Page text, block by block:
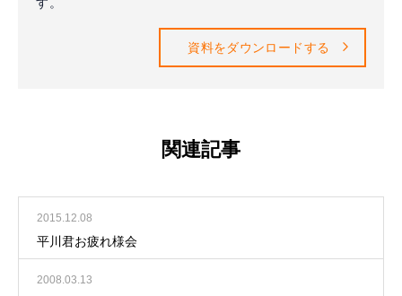
資料をダウンロードする
関連記事
2015.12.08
平川君お疲れ様会
2008.03.13